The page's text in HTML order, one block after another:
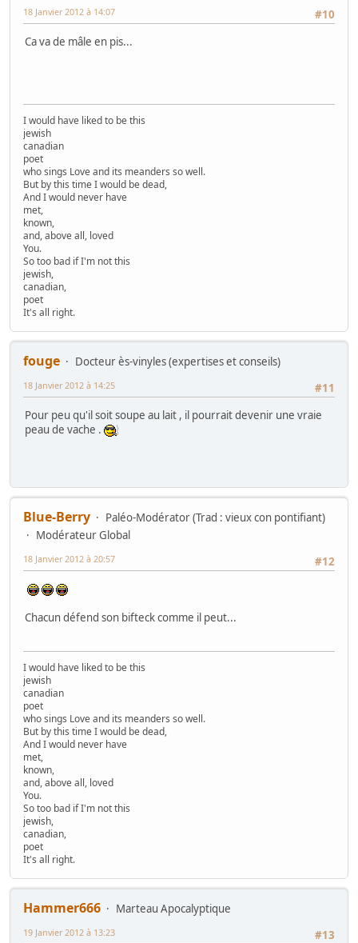
#10
18 Janvier 2012 à 14:07
Ca va de mâle en pis...
I would have liked to be this
jewish
canadian
poet
who sings Love and its meanders so well.
But by this time I would be dead,
And I would never have
met,
known,
and, above all, loved
You.
So too bad if I'm not this
jewish,
canadian,
poet
It's all right.
fouge
Docteur ès-vinyles (expertises et conseils)
#11
18 Janvier 2012 à 14:25
Pour peu qu'il soit soupe au lait , il pourrait devenir une vraie
peau de vache .
Blue-Berry
Paléo-Modérator (Trad : vieux con pontifiant)
Modérateur Global
#12
18 Janvier 2012 à 20:57
Chacun défend son bifteck comme il peut...
I would have liked to be this
jewish
canadian
poet
who sings Love and its meanders so well.
But by this time I would be dead,
And I would never have
met,
known,
and, above all, loved
You.
So too bad if I'm not this
jewish,
canadian,
poet
It's all right.
Hammer666
Marteau Apocalyptique
#13
19 Janvier 2012 à 13:23